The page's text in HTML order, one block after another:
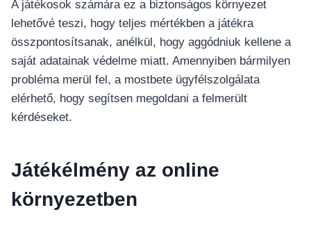
A játékosok számára ez a biztonságos környezet
lehetővé teszi, hogy teljes mértékben a játékra
összpontosítsanak, anélkül, hogy aggódniuk kellene a
saját adatainak védelme miatt. Amennyiben bármilyen
probléma merül fel, a mostbete ügyfélszolgálata
elérhető, hogy segítsen megoldani a felmerült
kérdéseket.
Játékélmény az online
környezetben